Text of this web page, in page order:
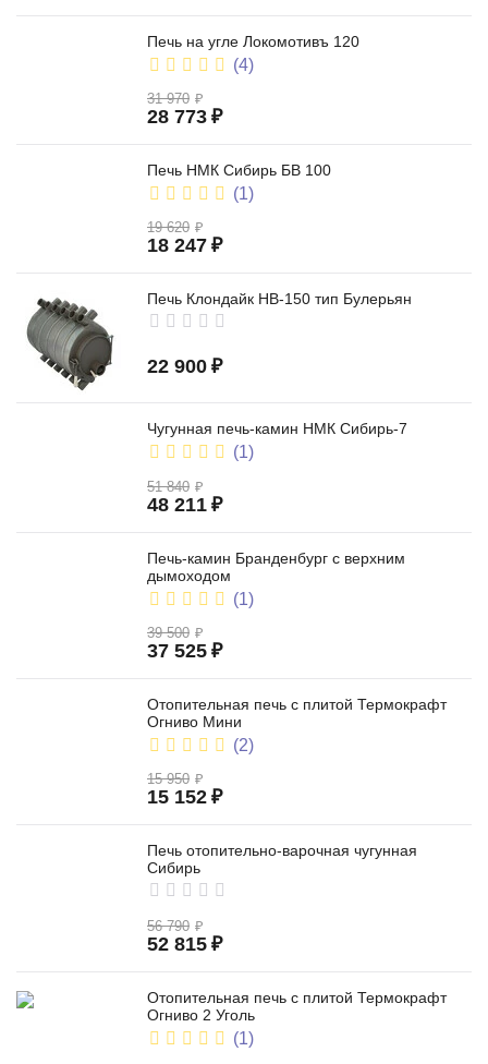
Печь на угле Локомотивъ 120
(4)
31 970 ₽
28 773 ₽
Печь НМК Сибирь БВ 100
(1)
19 620 ₽
18 247 ₽
Печь Клондайк НВ-150 тип Булерьян
22 900 ₽
Чугунная печь-камин НМК Сибирь-7
(1)
51 840 ₽
48 211 ₽
Печь-камин Бранденбург с верхним
дымоходом
(1)
39 500 ₽
37 525 ₽
Отопительная печь с плитой Термокрафт
Огниво Мини
(2)
15 950 ₽
15 152 ₽
Печь отопительно-варочная чугунная
Сибирь
56 790 ₽
52 815 ₽
Отопительная печь с плитой Термокрафт
Огниво 2 Уголь
(1)